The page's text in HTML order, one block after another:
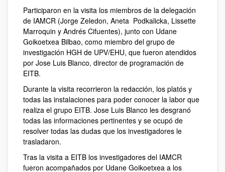
Participaron en la visita los miembros de la delegación
de IAMCR (Jorge Zeledon, Aneta Podkalicka, Lissette
Marroquin y Andrés Cifuentes), junto con Udane
Goikoetxea Bilbao, como miembro del grupo de
investigación HGH de UPV/EHU, que fueron atendidos
por Jose Luis Blanco, director de programación de
EITB.
Durante la visita recorrieron la redacción, los platós y
todas las instalaciones para poder conocer la labor que
realiza el grupo EITB. Jose Luis Blanco les desgranó
todas las informaciones pertinentes y se ocupó de
resolver todas las dudas que los investigadores le
trasladaron.
Tras la visita a EITB los investigadores del IAMCR
fueron acompañados por Udane Goikoetxea a los